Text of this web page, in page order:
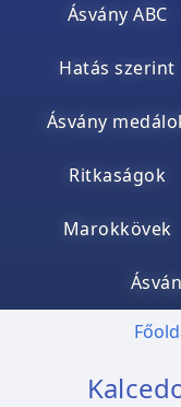
Ásvány ABC
Hatás szerint
Ásvány
Ritkaságok
Marokkövek